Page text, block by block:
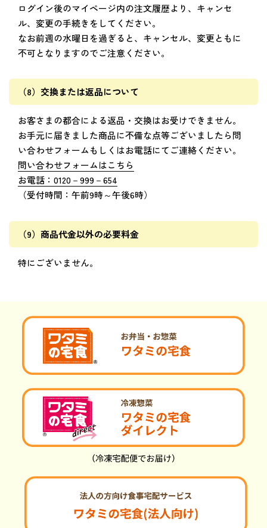
ログイン後のマイページ内の注文履歴より、キャンセ
ル、変更の手続きをしてください。
なお前週の水曜日を過ぎると、キャンセル、変更ともに
不可となりますのでご注意ください。
（8）交換または返品について
お客さまの都合による返品・交換はお受けできません。
お手元に届きました商品に不備な点等ございましたら問
い合わせフォームもしくはお電話にてご連絡ください。
問い合わせフォームはこちら
お電話：0120－999－654
（受付時間：午前9時～午後6時）
（9）商品代金以外の必要料金
特にございません。